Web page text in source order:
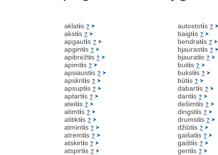
aklatis ?
akstis ?
apgautis ?
apgintis ?
apibrėžtis ?
apimtis ?
apsiaustis ?
apskritis ?
apsuptis ?
aptartis ?
ateitis ?
atimtis ?
atitiktis ?
atmintis ?
atremtis ?
atskirtis ?
atspirtis ?
autostotis ?
baigtis ?
bendratis ?
bjaurastis ?
bjauratis ?
buitis ?
bukstis ?
būtis ?
dabartis ?
dantis ?
dešimtis ?
dingstis ?
drumstis ?
džiūtis ?
gaišatis ?
gaištis ?
gentis ?